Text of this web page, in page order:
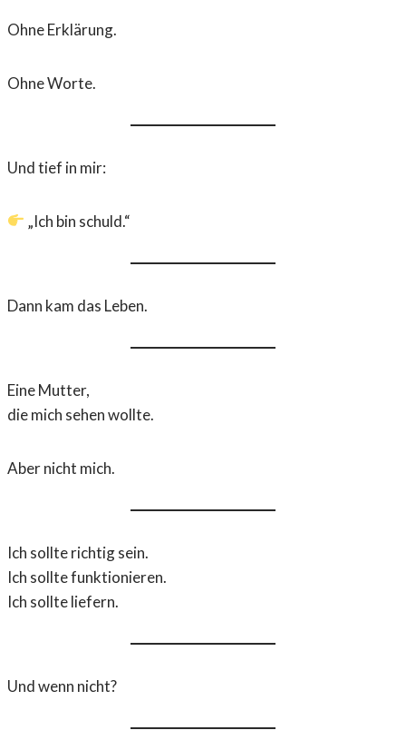
Ohne Erklärung.
Ohne Worte.
Und tief in mir:
„Ich bin schuld.“
Dann kam das Leben.
Eine Mutter,
die mich sehen wollte.
Aber nicht mich.
Ich sollte richtig sein.
Ich sollte funktionieren.
Ich sollte liefern.
Und wenn nicht?